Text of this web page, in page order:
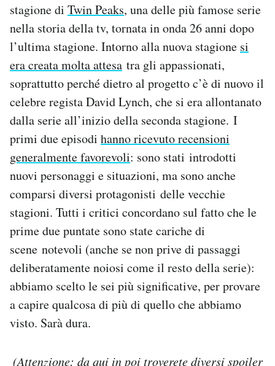
CALENDARIO
AREA PERSONALE
Area Personale
Newsletter
Notifiche mobile
Regala il Post
Hai bisogno di aiuto?
stagione di Twin Peaks, una delle più famose serie
nella storia della tv, tornata in onda 26 anni dopo
l’ultima stagione. Intorno alla nuova stagione si
era creata molta attesa tra gli appassionati,
soprattutto perché dietro al progetto c’è di nuovo il
celebre regista David Lynch, che si era allontanato
dalla serie all’inizio della seconda stagione. I
primi due episodi hanno ricevuto recensioni
generalmente favorevoli: sono stati introdotti
nuovi personaggi e situazioni, ma sono anche
comparsi diversi protagonisti delle vecchie
stagioni. Tutti i critici concordano sul fatto che le
prime due puntate sono state cariche di
scene notevoli (anche se non prive di passaggi
deliberatamente noiosi come il resto della serie):
abbiamo scelto le sei più significative, per provare
a capire qualcosa di più di quello che abbiamo
visto. Sarà dura.
(Attenzione: da qui in poi troverete diversi spoiler